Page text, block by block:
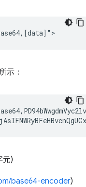
示：
元)
base64-encoder)